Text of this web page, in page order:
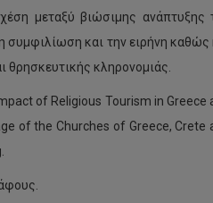
μεταξύ βιώσιμης ανάπτυξης
και την ειρήνη καθώς
θρησκευτικής κληρονομιάς.
of Religious Tourism in Greece
of the Churches of Greece, Crete